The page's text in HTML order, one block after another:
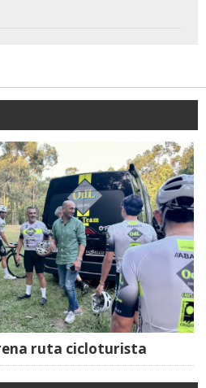
ruta cicloturista